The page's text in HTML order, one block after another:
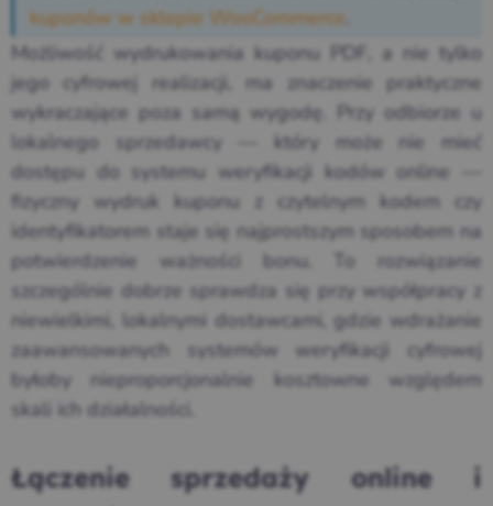
kuponów w sklepie WooCommerce
Możliwość wydrukowania kuponu PDF, a nie tylko
jego cyfrowej realizacji, ma znaczenie praktyczne
wykraczające poza samą wygodę. Przy odbiorze u
lokalnego sprzedawcy — który może nie mieć
dostępu do systemu weryfikacji kodów online —
fizyczny wydruk kuponu z czytelnym kodem czy
identyfikatorem staje się najprostszym sposobem na
potwierdzenie ważności bonu. To rozwiązanie
szczególnie dobrze sprawdza się przy współpracy z
niewielkimi, lokalnymi dostawcami, gdzie wdrażanie
zaawansowanych systemów weryfikacji cyfrowej
byłoby nieproporcjonalnie kosztowne względem
skali ich działalności.
Łączenie sprzedaży online i